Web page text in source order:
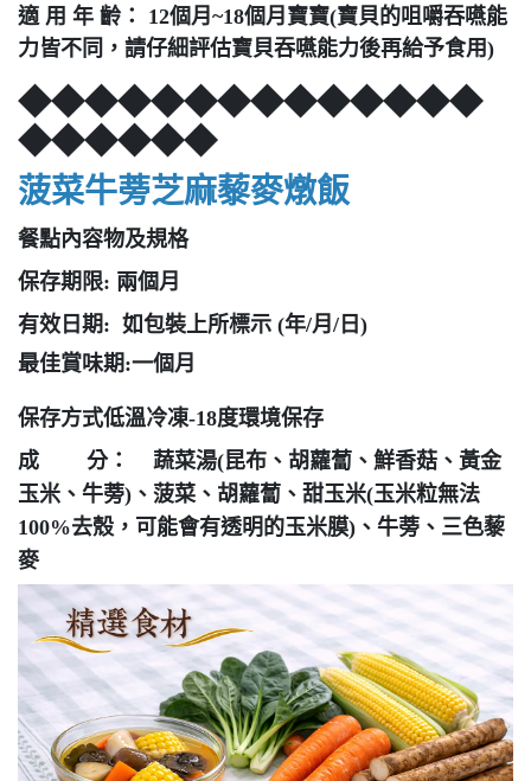
適 用 年 齡： 12個月~18個月寶寶(寶貝的咀嚼吞嚥能
力皆不同，請仔細評估寶貝吞嚥能力後再給予食用)
◆◆◆◆◆◆◆◆◆◆◆◆◆◆
◆◆◆◆◆◆
菠菜牛蒡芝麻藜麥燉飯
餐點內容物及規格
保存期限: 兩個月
有效日期: 如包裝上所標示 (年/月/日)
最佳賞味期:一個月
保存方式低溫冷凍-18度環境保存
成 分： 蔬菜湯(昆布、胡蘿蔔、鮮香菇、黃金
玉米、牛蒡)、菠菜、胡蘿蔔、甜玉米(玉米粒無法
100%去殼，可能會有透明的玉米膜)、牛蒡、三色藜
麥